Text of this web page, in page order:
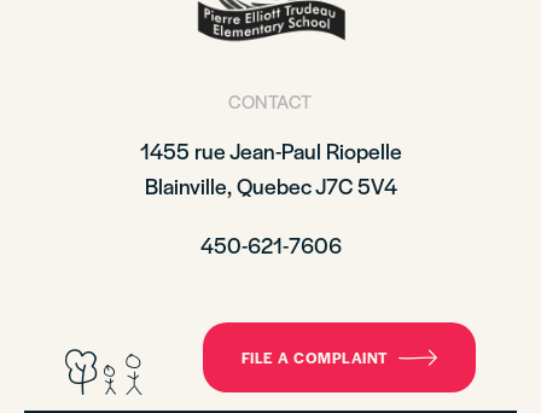
CONTACT
1455 rue Jean-Paul Riopelle
Blainville, Quebec J7C 5V4
450-621-7606
FILE A COMPLAINT